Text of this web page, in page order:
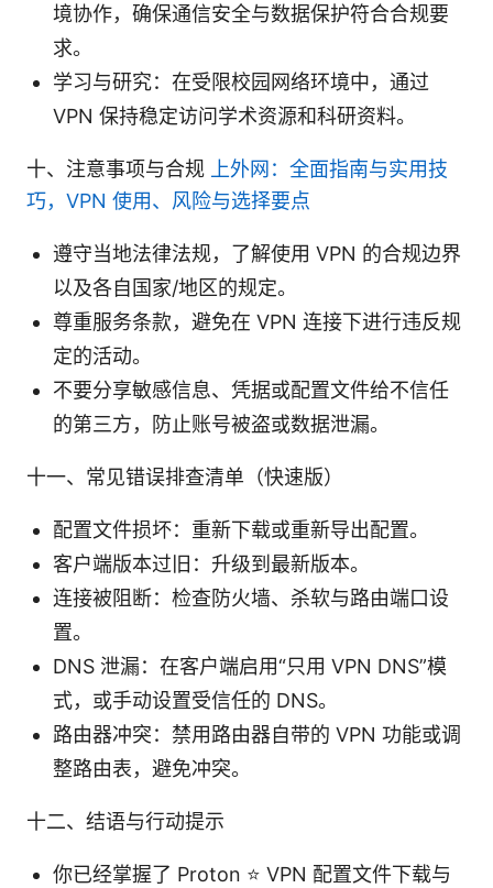
境协作，确保通信安全与数据保护符合合规要
求。
学习与研究：在受限校园网络环境中，通过
VPN 保持稳定访问学术资源和科研资料。
十、注意事项与合规
上外网：全面指南与实用技
巧，VPN 使用、风险与选择要点
遵守当地法律法规，了解使用 VPN 的合规边界
以及各自国家/地区的规定。
尊重服务条款，避免在 VPN 连接下进行违反规
定的活动。
不要分享敏感信息、凭据或配置文件给不信任
的第三方，防止账号被盗或数据泄漏。
十一、常见错误排查清单（快速版）
配置文件损坏：重新下载或重新导出配置。
客户端版本过旧：升级到最新版本。
连接被阻断：检查防火墙、杀软与路由端口设
置。
DNS 泄漏：在客户端启用“只用 VPN DNS”模
式，或手动设置受信任的 DNS。
路由器冲突：禁用路由器自带的 VPN 功能或调
整路由表，避免冲突。
十二、结语与行动提示
你已经掌握了 Proton ⭐ VPN 配置文件下载与